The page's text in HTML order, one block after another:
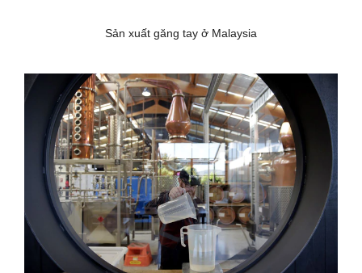
Sản xuất găng tay ở Malaysia